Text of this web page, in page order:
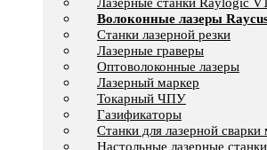
Лазерные станки Raylogic
Волоконные лазеры
Станки лазерной резки
Лазерные граверы
Оптоволоконные лазеры
Лазерный маркер
Токарный ЧПУ
Газификаторы
Cтанки для лазерной сварки
Настольные лазерные станки